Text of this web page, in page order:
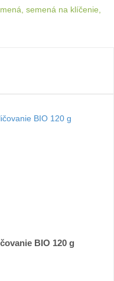
semená na klíčenie,
BIO 120 g